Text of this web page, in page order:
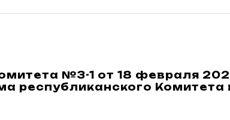
№3-1 от 18 февраля
республиканского Комитета